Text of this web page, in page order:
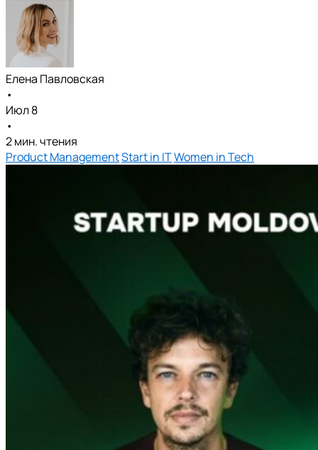
Елена Павловская
•
Июл 8
•
2 мин. чтения
Product ManagementStart in ITWomen in Tech